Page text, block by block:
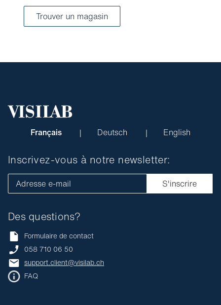
Trouver un magasin
Français Deutsch English
Des questions?
Formulaire de contact
058 710 06 50
support.client@visilab.ch
FAQ
Inscrivez-vous à notre newsletter:
Adresse e-mail S'inscrire